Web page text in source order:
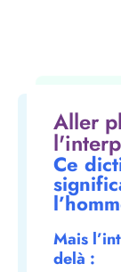
Aller
Ce
Mais
delà :